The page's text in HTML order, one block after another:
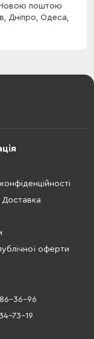
Новою поштою
Дніпро, Одеса,
оферти
36-96
73-19